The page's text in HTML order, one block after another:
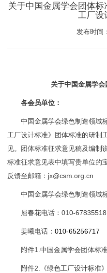
关于中国金属学会团体
工厂设
发布时间：
关于中国金属学
各会员单位：
中国金属学会绿色制造领域
工厂设计标准》团体标准的研制
见。团体标准征求意见稿及编制
标准征求意见表中填写贵单位的
反馈至邮箱：jx@csm.org.cn
中国金属学会绿色制造领域
屈春花电话：010-67835518
姜曦电话： 010-65256717
附件1.中国金属学会团体标
附件2.《绿色工厂设计标准